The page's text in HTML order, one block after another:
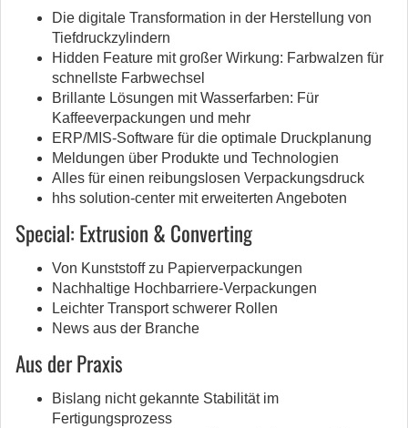
Die digitale Transformation in der Herstellung von
Tiefdruckzylindern
Hidden Feature mit großer Wirkung: Farbwalzen für
schnellste Farbwechsel
Brillante Lösungen mit Wasserfarben: Für
Kaffeeverpackungen und mehr
ERP/MIS-Software für die optimale Druckplanung
Meldungen über Produkte und Technologien
Alles für einen reibungslosen Verpackungsdruck
hhs solution-center mit erweiterten Angeboten
Special: Extrusion & Converting
Von Kunststoff zu Papierverpackungen
Nachhaltige Hochbarriere-Verpackungen
Leichter Transport schwerer Rollen
News aus der Branche
Aus der Praxis
Bislang nicht gekannte Stabilität im
Fertigungsprozess